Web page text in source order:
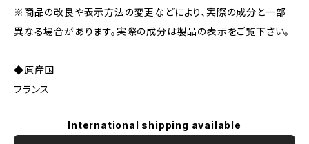
※商品の改良や表示方法の変更などにより、実際の成分と一部
異なる場合があります。実際の成分は製品の表示をご覧下さい。
◆原産国
フランス
International shipping available